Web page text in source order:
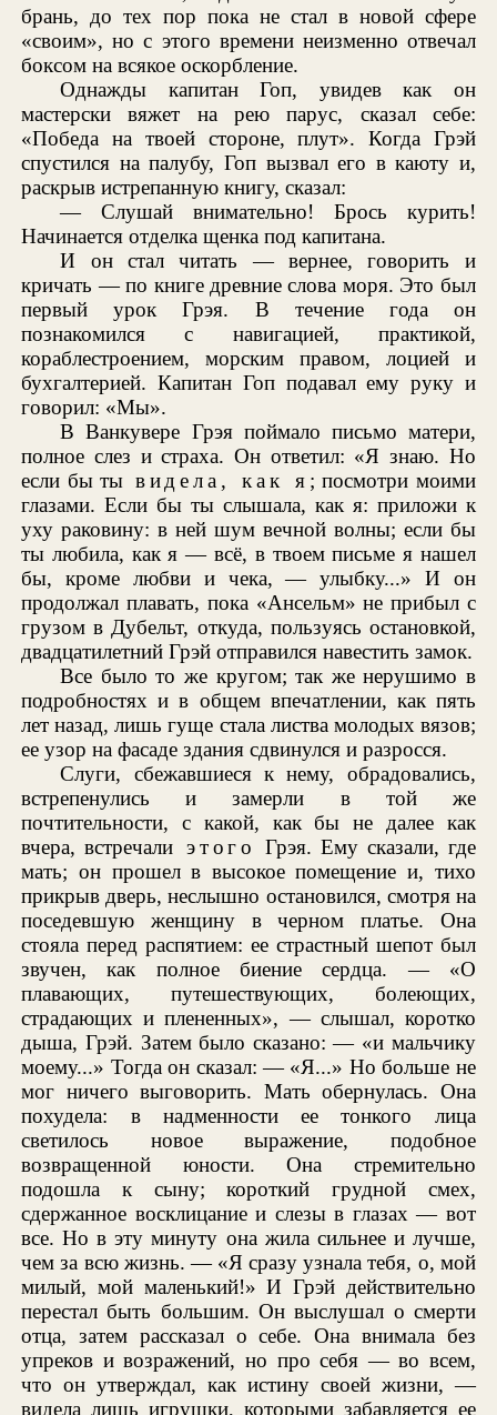
брань, до тех пор пока не стал в новой сфере
«своим», но с этого времени неизменно отвечал
боксом на всякое оскорбление.
Однажды капитан Гоп, увидев как он
мастерски вяжет на рею парус, сказал себе:
«Победа на твоей стороне, плут». Когда Грэй
спустился на палубу, Гоп вызвал его в каюту и,
раскрыв истрепанную книгу, сказал:
— Слушай внимательно! Брось курить!
Начинается отделка щенка под капитана.
И он стал читать — вернее, говорить и
кричать — по книге древние слова моря. Это был
первый урок Грэя. В течение года он
познакомился с навигацией, практикой,
кораблестроением, морским правом, лоцией и
бухгалтерией. Капитан Гоп подавал ему руку и
говорил: «Мы».
В Ванкувере Грэя поймало письмо матери,
полное слез и страха. Он ответил: «Я знаю. Но
если бы ты видела, как я ; посмотри моими
глазами. Если бы ты слышала, как я: приложи к
уху раковину: в ней шум вечной волны; если бы
ты любила, как я — всё, в твоем письме я нашел
бы, кроме любви и чека, — улыбку...» И он
продолжал плавать, пока «Ансельм» не прибыл с
грузом в Дубельт, откуда, пользуясь остановкой,
двадцатилетний Грэй отправился навестить замок.
Все было то же кругом; так же нерушимо в
подробностях и в общем впечатлении, как пять
лет назад, лишь гуще стала листва молодых вязов;
ее узор на фасаде здания сдвинулся и разросся.
Слуги, сбежавшиеся к нему, обрадовались,
встрепенулись и замерли в той же
почтительности, с какой, как бы не далее как
вчера, встречали этого
Грэя. Ему сказали, где
мать; он прошел в высокое помещение и, тихо
прикрыв дверь, неслышно остановился, смотря на
поседевшую женщину в черном платье. Она
стояла перед распятием: ее страстный шепот был
звучен, как полное биение сердца. — «О
плавающих, путешествующих, болеющих,
страдающих и плененных», — слышал, коротко
дыша, Грэй. Затем было сказано: — «и мальчику
моему...» Тогда он сказал: — «Я...» Но больше не
мог ничего выговорить. Мать обернулась. Она
похудела: в надменности ее тонкого лица
светилось новое выражение, подобное
возвращенной юности. Она стремительно
подошла к сыну; короткий грудной смех,
сдержанное восклицание и слезы в глазах — вот
все. Но в эту минуту она жила сильнее и лучше,
чем за всю жизнь. — «Я сразу узнала тебя, о, мой
милый, мой маленький!» И Грэй действительно
перестал быть большим. Он выслушал о смерти
отца, затем рассказал о себе. Она внимала без
упреков и возражений, но про себя — во всем,
что он утверждал, как истину своей жизни, —
видела лишь игрушки, которыми забавляется ее